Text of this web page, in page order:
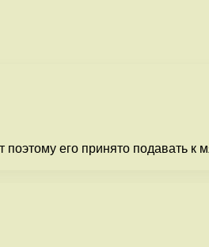
его принято подавать